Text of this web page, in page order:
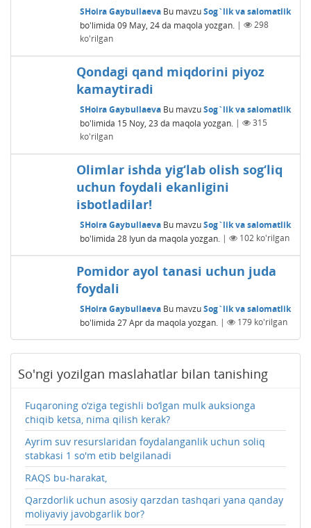
SHoira Gaybullaeva Bu mavzuSog`lik va salomatlik
bo'limida 09 May, 24 da maqola yozgan. |
298
ko'rilgan
Qondagi qand miqdorini piyoz
kamaytiradi
SHoira Gaybullaeva Bu mavzuSog`lik va salomatlik
bo'limida 15 Noy, 23 da maqola yozgan. |
315
ko'rilgan
Olimlar ishda yig‘lab olish sog‘liq
uchun foydali ekanligini
isbotladilar!
SHoira Gaybullaeva Bu mavzuSog`lik va salomatlik
bo'limida 28 Iyun da maqola yozgan. | 102ko'rilgan
Pomidor ayol tanasi uchun juda
foydali
SHoira Gaybullaeva Bu mavzuSog`lik va salomatlik
bo'limida 27 Apr da maqola yozgan. | 179ko'rilgan
So'ngi yozilgan maslahatlar bilan tanishing
Fuqaroning o‘ziga tegishli bo‘lgan mulk auksionga
chiqib ketsa, nima qilish kerak?
Ayrim suv resurslaridan foydalanganlik uchun soliq
stabkasi 1 so'm etib belgilanadi
RAQS bu-harakat,
Qarzdorlik uchun asosiy qarzdan tashqari yana qanday
moliyaviy javobgarlik bor?